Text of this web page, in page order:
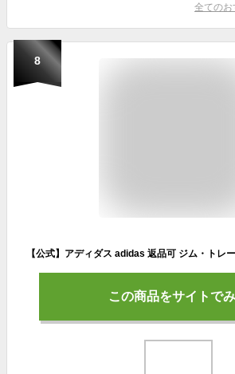
全てのお
8
この商品をサイトで